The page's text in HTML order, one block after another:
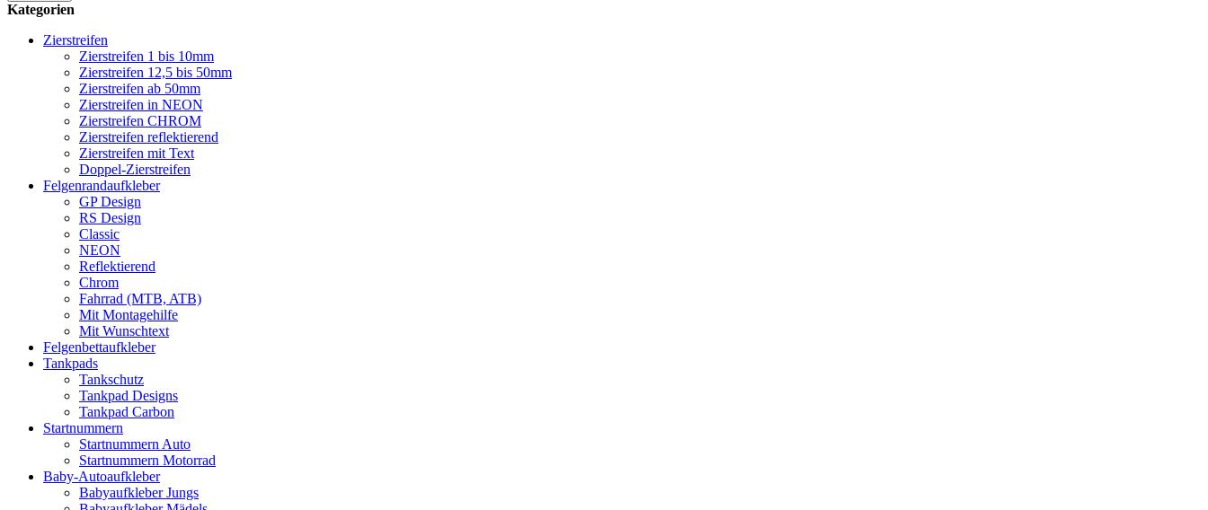
Kategorien
Zierstreifen
Zierstreifen 1 bis 10mm
Zierstreifen 12,5 bis 50mm
Zierstreifen ab 50mm
Zierstreifen in NEON
Zierstreifen CHROM
Zierstreifen reflektierend
Zierstreifen mit Text
Doppel-Zierstreifen
Felgenrandaufkleber
GP Design
RS Design
Classic
NEON
Reflektierend
Chrom
Fahrrad (MTB, ATB)
Mit Montagehilfe
Mit Wunschtext
Felgenbettaufkleber
Tankpads
Tankschutz
Tankpad Designs
Tankpad Carbon
Startnummern
Startnummern Auto
Startnummern Motorrad
Baby-Autoaufkleber
Babyaufkleber Jungs